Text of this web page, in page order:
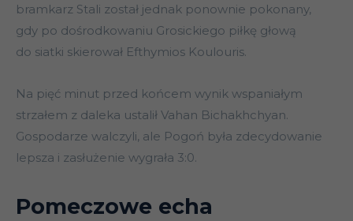
bramkarz Stali został jednak ponownie pokonany,
gdy po dośrodkowaniu Grosickiego piłkę głową
do siatki skierował Efthymios Koulouris.
Na pięć minut przed końcem wynik wspaniałym
strzałem z daleka ustalił Vahan Bichakhchyan.
Gospodarze walczyli, ale Pogoń była zdecydowanie
lepsza i zasłużenie wygrała 3:0.
Pomeczowe echa